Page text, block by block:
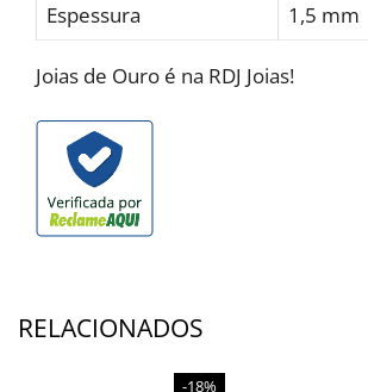
Espessura
1,5 mm
Joias de Ouro é na RDJ Joias!
RELACIONADOS
-18%